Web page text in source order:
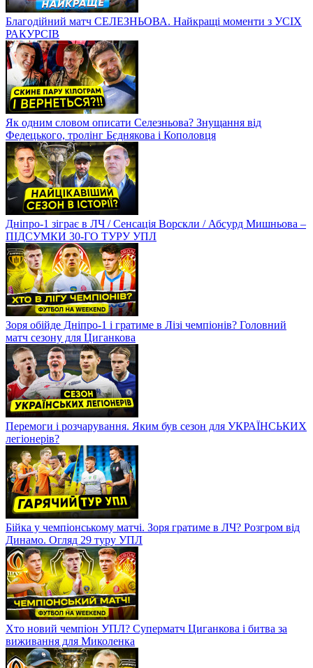
Благодійний матч СЕЛЕЗНЬОВА. Найкращі моменти з УСІХ
РАКУРСІВ
Як одним словом описати Селезньова? Знущання від
Федецького, тролінг Бєднякова і Кополовця
Дніпро-1 зіграє в ЛЧ / Сенсація Ворскли / Абсурд Мишньова –
ПІДСУМКИ 30-ГО ТУРУ УПЛ
Зоря обійде Дніпро-1 і гратиме в Лізі чемпіонів? Головний
матч сезону для Циганкова
Перемоги і розчарування. Яким був сезон для УКРАЇНСЬКИХ
легіонерів?
Бійка у чемпіонському матчі. Зоря гратиме в ЛЧ? Розгром від
Динамо. Огляд 29 туру УПЛ
Хто новий чемпіон УПЛ? Суперматч Циганкова і битва за
виживання для Миколенка